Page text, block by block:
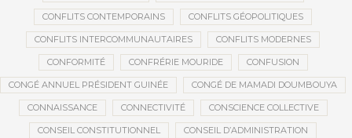
CONFLITS CONTEMPORAINS CONFLITS GÉOPOLITIQUES
CONFLITS INTERCOMMUNAUTAIRES CONFLITS MODERNES
CONFORMITÉ CONFRÉRIE MOURIDE CONFUSION
CONGÉ ANNUEL PRÉSIDENT GUINÉE CONGÉ DE MAMADI DOUMBOUYA
CONNAISSANCE CONNECTIVITÉ CONSCIENCE COLLECTIVE
CONSEIL CONSTITUTIONNEL CONSEIL D’ADMINISTRATION